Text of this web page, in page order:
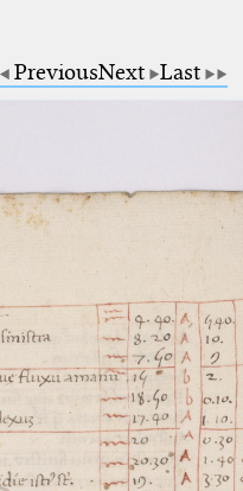
PreviousNext Last